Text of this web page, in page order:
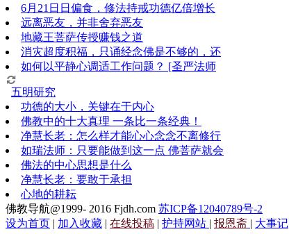
6月21日日偏食，修法持戒功德亿倍增长
远离恶友，并非舍弃恶友
地藏王菩萨传授赚钱之道
消灾超度积福，只诵经念佛是不够的，还
如何以平静心调适工作问题？ [圣严法师
五明研究
功德的大小，关键在于内心
佛教中的十大真理 一条比一条经典！
净慧长老：怎么样才能心心念念不离修行
如瑞法师：只要能做到这一点 佛菩萨就会
佛法的中心思想是什么
净慧长老：要敢于承担
心地的耕耘
佛教导航@1999- 2016 Fjdh.com 苏ICP备12040789号-2
设为首页 | 加入收藏 | 在线投稿 | 护持网站 | 报恩斋 | 大事记